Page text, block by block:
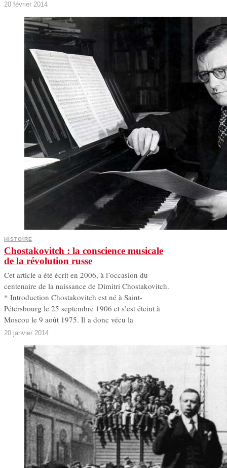
20 février 2014
HISTOIRE
Chostakovitch : la conscience musicale
de la révolution russe
Cet article a été écrit en 2006, à l’occasion du
centenaire de la naissance de Dimitri Chostakovitch.
* Introduction Chostakovitch est né à Saint-
Pétersbourg le 25 septembre 1906 et s’est éteint à
Moscou le 9 août 1975. Il a donc vécu la
20 janvier 2014